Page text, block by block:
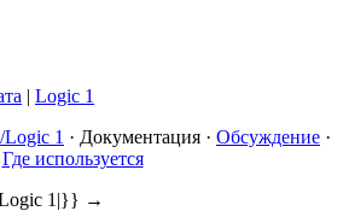
‎ | Logic 1
1 · Документация · Обсуждение ·
Где используется
1|}} →